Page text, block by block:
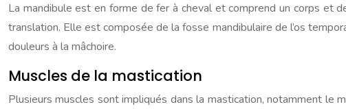
La mandibule est en forme de fer à cheval et comprend un corps et
translation. Elle est composée de la fosse mandibulaire de l’os
douleurs à la mâchoire.
Muscles de la mastication
Plusieurs muscles sont impliqués dans la mastication, notamment